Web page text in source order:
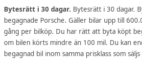
Bytesrätt i 30 dagar. Bytesrätt i 30 dagar.
begagnade Porsche. Gäller bilar upp till
gång per bilköp. Du har rätt att byta köpt
om bilen körts mindre än 100 mil. Du kan
begagnad bil inom samma prisklass som